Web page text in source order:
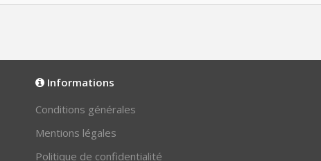
Informations
Conditions générales
Mentions légales
Politique de confidentialité